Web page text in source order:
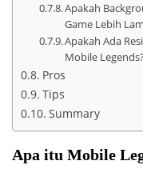
Apakah
Game Lebih
Apakah Ada
Mobile
Pros
Tips
Summary
Apa itu Mobile